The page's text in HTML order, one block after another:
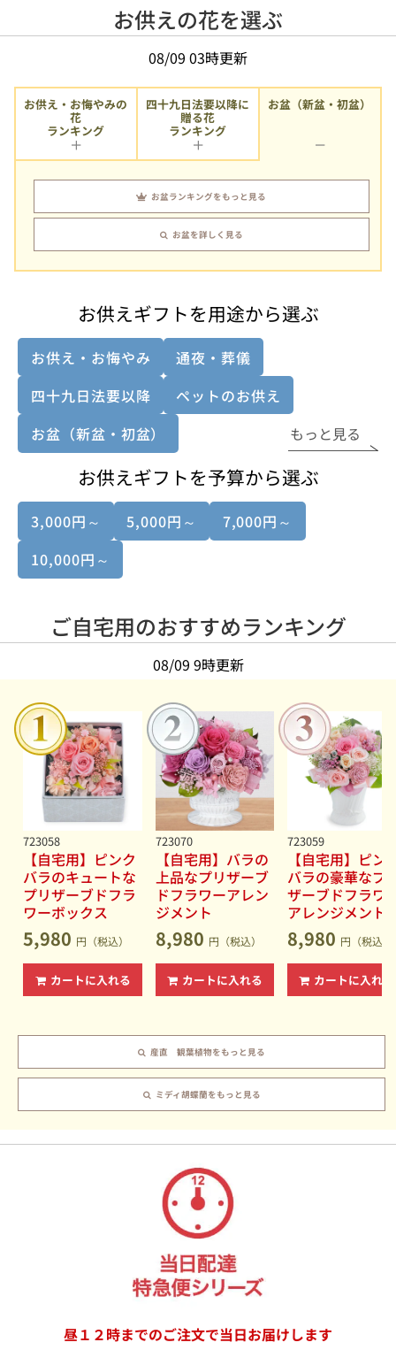
お供えの花を選ぶ
08/09 03時更新
お供え・お悔やみの
花
ランキング
四十九日法要以降に
贈る花
ランキング
お盆（新盆・初盆）
お盆ランキングをもっと見る
お盆を詳しく見る
お供えギフトを用途から選ぶ
お供え・お悔やみ
通夜・葬儀
四十九日法要以降
ペットのお供え
お盆（新盆・初盆）
もっと見る
お供えギフトを予算から選ぶ
3,000円～ 5,000円～
7,000円～
10,000円～
ご自宅用のおすすめランキング
08/09 9時更新
723058
【自宅用】ピンク
バラのキュートな
プリザーブドフラ
ワーボックス
5,980 円（税込）
カートに入れる
723070
【自宅用】バラの
上品なプリザーブ
ドフラワーアレン
ジメント
8,980 円（税込）
カートに入れる
723059
【自宅用】ピン
バラの豪華なプ
ザーブドフラワ
アレンジメント
8,980 円（税込）
カートに入れる
産直 観葉植物をもっと見る
ミディ胡蝶蘭をもっと見る
昼１２時までのご注文で当日お届けします